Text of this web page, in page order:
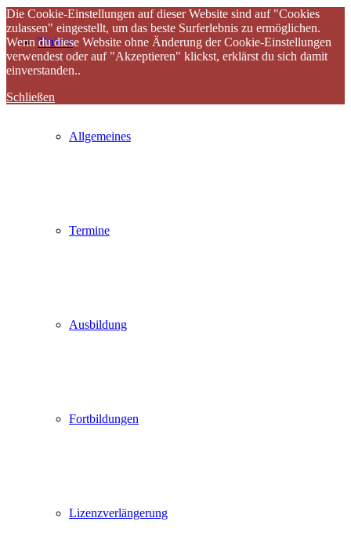
Trainer
Allgemeines
Termine
Ausbildung
Fortbildungen
Lizenzverlängerung
Die Cookie-Einstellungen auf dieser Website sind auf "Cookies
zulassen" eingestellt, um das beste Surferlebnis zu ermöglichen.
Wenn du diese Website ohne Änderung der Cookie-Einstellungen
verwendest oder auf "Akzeptieren" klickst, erklärst du sich damit
einverstanden..
Schließen